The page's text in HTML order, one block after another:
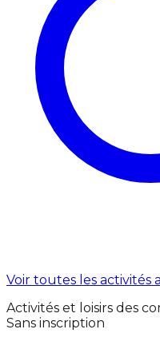
Voir toutes les activités
Activités et loisirs des
Sans inscription